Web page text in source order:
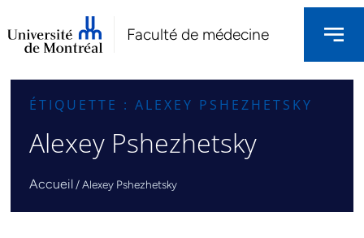
Faculté de médecine
ÉTIQUETTE : ALEXEY PSHEZHETSKY
Alexey Pshezhetsky
Accueil /Alexey Pshezhetsky